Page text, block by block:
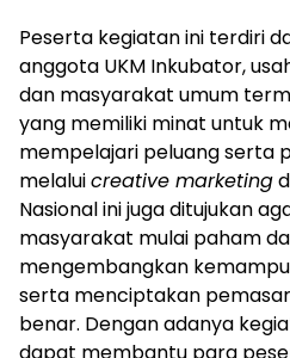
Peserta kegiatan ini terdiri
anggota UKM Inkubator,
dan masyarakat umum
yang memiliki minat untuk
mempelajari peluang serta
melaluicreative marketing
Nasional ini juga ditujukan
masyarakat mulai paham
mengembangkan
serta menciptakan
benar. Dengan adanya